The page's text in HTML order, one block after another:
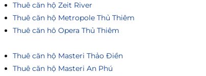
Thuê căn hộ Zeit River
Thuê căn hộ Metropole Thủ Thiêm
Thuê căn hô Opera Thủ Thiêm
Thuê căn hộ Masteri Thảo Điền
Thuê căn hộ Masteri An Phú